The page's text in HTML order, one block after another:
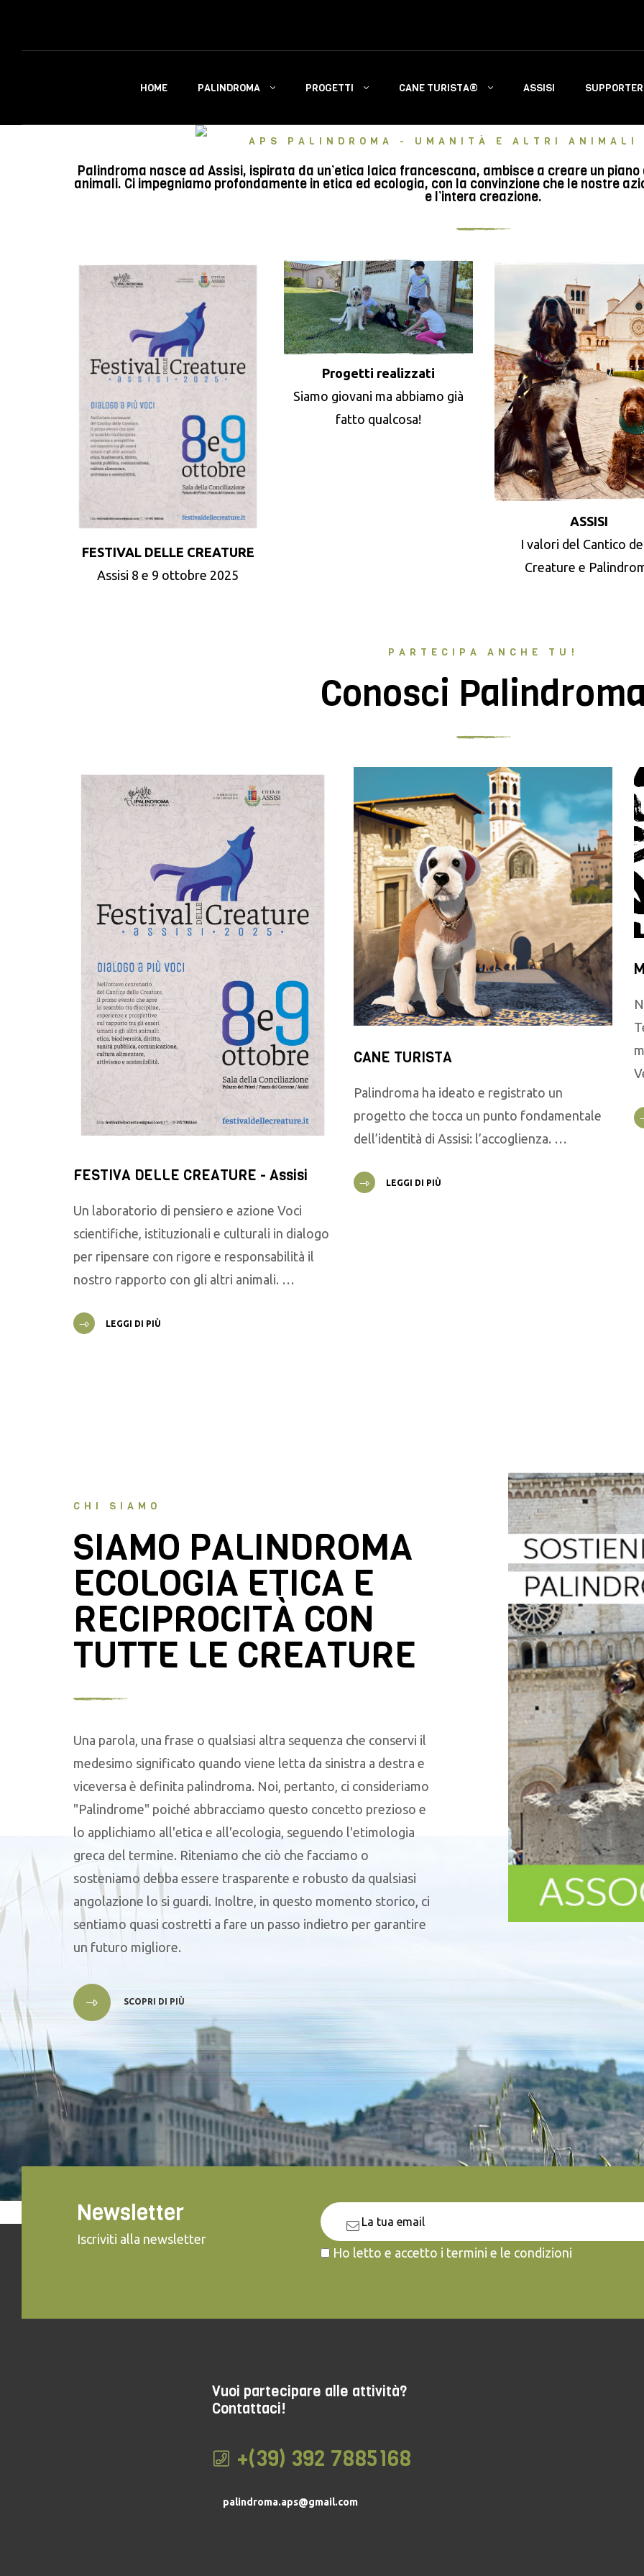
HOME PALINDROMA PROGETTI CANE TURISTA® ASSISI
APS PALINDROMA - UMANITÀ E ALTRI
Palindroma nasce ad Assisi, ispirata da un’etica laica francescana, ambisce a creare un
animali. Ci impegniamo profondamente in etica ed ecologia, con la convinzione che le nostre
e l’intera creazione.
FESTIVAL DELLE CREATURE
Assisi 8 e 9 ottobre 2025
Progetti realizzati
Siamo giovani ma abbiamo già
fatto qualcosa!
ASSISI
I valori del Cantico
Creature e
PARTECIPA ANCHE TU!
Conosci
FESTIVA DELLE CREATURE - Assisi
Un laboratorio di pensiero e azione Voci
scientifiche, istituzionali e culturali in dialogo
per ripensare con rigore e responsabilità il
nostro rapporto con gli altri animali. …
LEGGI DI PIÙ
CANE TURISTA
Palindroma ha ideato e registrato un
progetto che tocca un punto fondamentale
dell’identità di Assisi: l’accoglienza. …
LEGGI DI PIÙ
CHI SIAMO
SIAMO PALINDROMA
ECOLOGIA ETICA E
RECIPROCITÀ CON
TUTTE LE CREATURE
Una parola, una frase o qualsiasi altra sequenza che conservi il
medesimo significato quando viene letta da sinistra a destra e
viceversa è definita palindroma. Noi, pertanto, ci consideriamo
"Palindrome" poiché abbracciamo questo concetto prezioso e
lo applichiamo all'etica e all'ecologia, seguendo l'etimologia
greca del termine. Riteniamo che ciò che facciamo o
sosteniamo debba essere trasparente e robusto da qualsiasi
angolazione lo si guardi. Inoltre, in questo momento storico, ci
sentiamo quasi costretti a fare un passo indietro per garantire
un futuro migliore.
SCOPRI DI PIÙ
Newsletter
Iscriviti alla newsletter
Ho letto e accetto i termini e le condizioni
Vuoi partecipare alle attività?
Contattaci!
+(39) 392 7885168
palindroma.aps@gmail.com